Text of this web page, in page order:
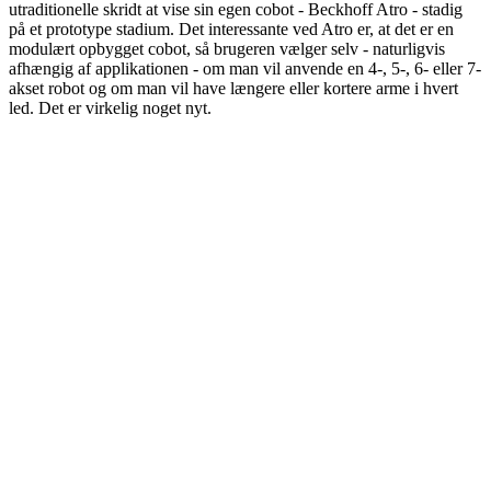
utraditionelle skridt at vise sin egen cobot - Beckhoff Atro - stadig
på et prototype stadium. Det interessante ved Atro er, at det er en
modulært opbygget cobot, så brugeren vælger selv - naturligvis
afhængig af applikationen - om man vil anvende en 4-, 5-, 6- eller 7-
akset robot og om man vil have længere eller kortere arme i hvert
led. Det er virkelig noget nyt.